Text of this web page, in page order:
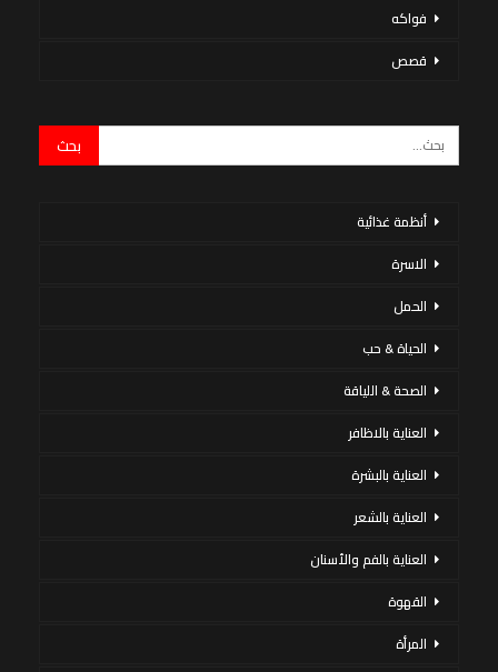
فواكه
قصص
أنظمة غذائية
الاسرة
الحمل
الحياة & حب
الصحة & اللياقة
العناية بالاظافر
العناية بالبشرة
العناية بالشعر
العناية بالفم والأسنان
القهوة
المرأة